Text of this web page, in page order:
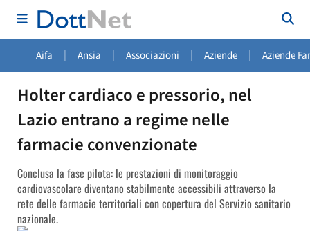
Aifa | Ansia | Associazioni | Aziende | Aziende
Holter cardiaco e pressorio, nel
Lazio entrano a regime nelle
farmacie convenzionate
Conclusa la fase pilota: le prestazioni di monitoraggio
cardiovascolare diventano stabilmente accessibili attraverso la
rete delle farmacie territoriali con copertura del Servizio sanitario
nazionale.